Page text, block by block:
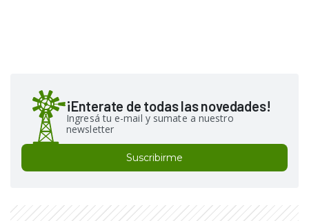
¡Enterate de todas las novedades!
Ingresá tu e-mail y sumate a nuestro
newsletter
Suscribirme